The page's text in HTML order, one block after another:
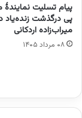
پیام تسلیت نمایندۀ
پی درگذشت زنده‌یاد
میراب‌زاده اردکانی
۰۸ مرداد ۱۴۰۵